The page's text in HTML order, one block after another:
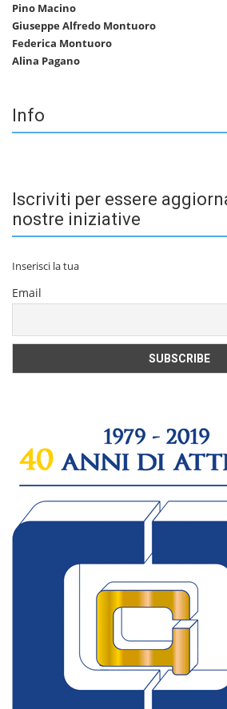
Pino Macino
Giuseppe Alfredo Montuoro
Federica Montuoro
Alina Pagano
Info
Iscriviti per essere
nostre iniziative
Inserisci la tua
Email